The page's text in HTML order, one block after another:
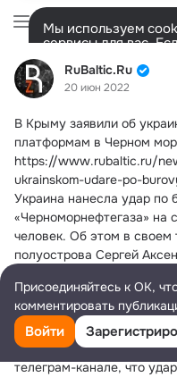
RuBaltic.Ru
20 июн 2022
В Крыму заявили об
платформам в Черном
https://www.rubaltic.ru/
ukrainskom-udare-po-
Украина нанесла удар
«Черноморнефтегаза» на
человек. Об этом в своем
полуострова Сергей
трое из них ранены,
утра нахожусь на связи
работаем над спасением
Сенатор от Крыма Ольга
телеграм-канале, что
Мы используем
сервисы для вас.
настроить cookie-
представитель.
Разрешить все
RuBaltic.Ru
Лента
Дополнительная
Всё 49 591 Обсуждаемые
Присоединяйтесь к ОК,
комментировать
Войти